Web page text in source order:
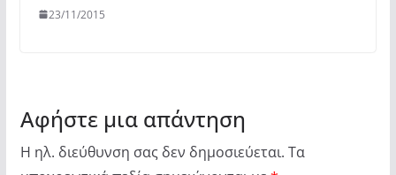
23/11/2015
Αφήστε μια απάντηση
Η ηλ. διεύθυνση σας δεν δημοσιεύεται. Τα